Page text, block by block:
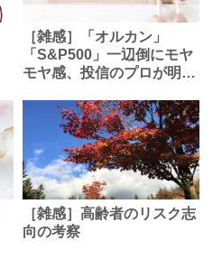
［雑感］「オルカン」
「S&P500」一辺倒にモヤ
モヤ感、投信のプロが明か
［雑感］高齢者のリスク志
向の考察